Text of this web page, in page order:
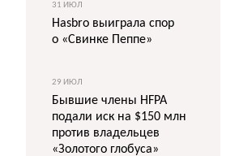
31 ИЮЛ
Hasbro выиграла спор
о «Свинке Пеппе»
29 ИЮЛ
Бывшие члены HFPA
подали иск на $150 млн
против владельцев
«Золотого глобуса»